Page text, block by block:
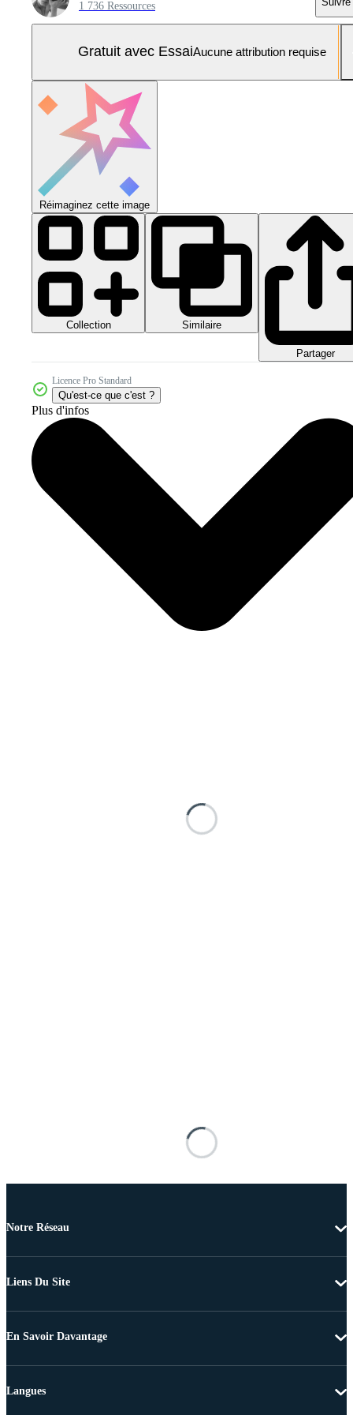
1 736 Ressources
Gratuit avec EssaiAucune attribution requise
Réimaginez cette image
Collection Similaire
Partager
Licence Pro Standard
Qu'est-ce que c'est ?
Plus d'infos
Notre Réseau
Liens Du Site
En Savoir Davantage
Langues